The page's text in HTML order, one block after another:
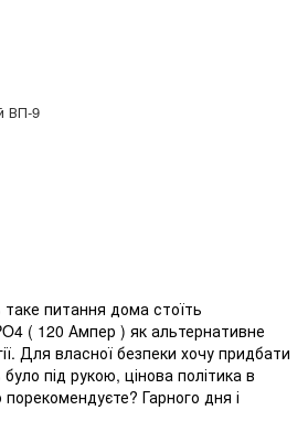
ВП-9
питання дома стоїть
( 120 Ампер ) як альтернативне
Для власної безпеки хочу придбати
під рукою, цінова політика в
Гарного дня і